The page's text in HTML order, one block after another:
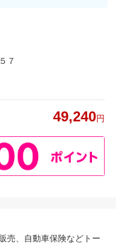
７
49,240円
売、自動車保険などトー